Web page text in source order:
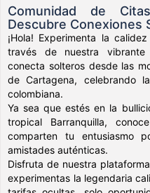
Comunidad de
Descubre Conexiones
¡Hola! Experimenta la
través de nuestra vibrante
conecta solteros desde las
de Cartagena, celebrando
colombiana.
Ya sea que estés en la
tropical Barranquilla,
comparten tu entusiasmo
amistades auténticas.
Disfruta de nuestra
experimentas la legendaria